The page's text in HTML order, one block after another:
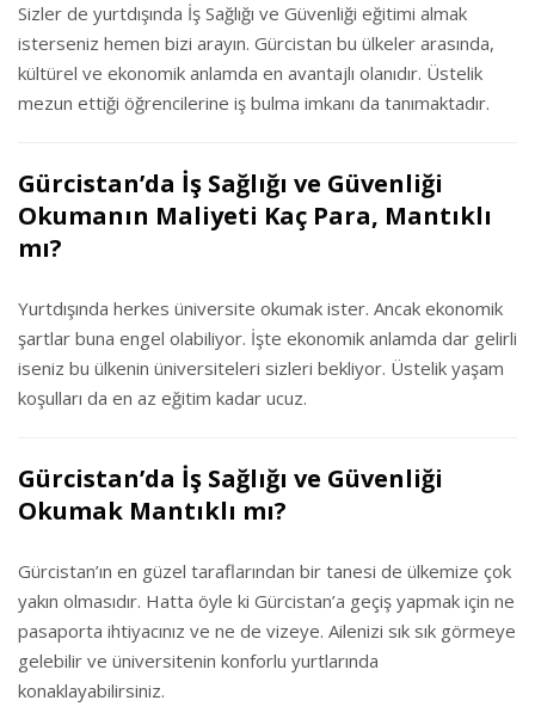
Sizler de yurtdışında İş Sağlığı ve Güvenliği eğitimi almak
isterseniz hemen bizi arayın. Gürcistan bu ülkeler arasında,
kültürel ve ekonomik anlamda en avantajlı olanıdır. Üstelik
mezun ettiği öğrencilerine iş bulma imkanı da tanımaktadır.
Gürcistan’da İş Sağlığı ve Güvenliği
Okumanın Maliyeti Kaç Para, Mantıklı
mı?
Yurtdışında herkes üniversite okumak ister. Ancak ekonomik
şartlar buna engel olabiliyor. İşte ekonomik anlamda dar gelirli
iseniz bu ülkenin üniversiteleri sizleri bekliyor. Üstelik yaşam
koşulları da en az eğitim kadar ucuz.
Gürcistan’da İş Sağlığı ve Güvenliği
Okumak Mantıklı mı?
Gürcistan’ın en güzel taraflarından bir tanesi de ülkemize çok
yakın olmasıdır. Hatta öyle ki Gürcistan’a geçiş yapmak için ne
pasaporta ihtiyacınız ve ne de vizeye. Ailenizi sık sık görmeye
gelebilir ve üniversitenin konforlu yurtlarında
konaklayabilirsiniz.